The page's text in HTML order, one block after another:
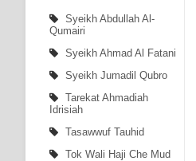
Syeikh Abdullah Al-
Qumairi
Syeikh Ahmad Al Fatani
Syeikh Jumadil Qubro
Tarekat Ahmadiah
Idrisiah
Tasawwuf Tauhid
Tok Wali Haji Che Mud